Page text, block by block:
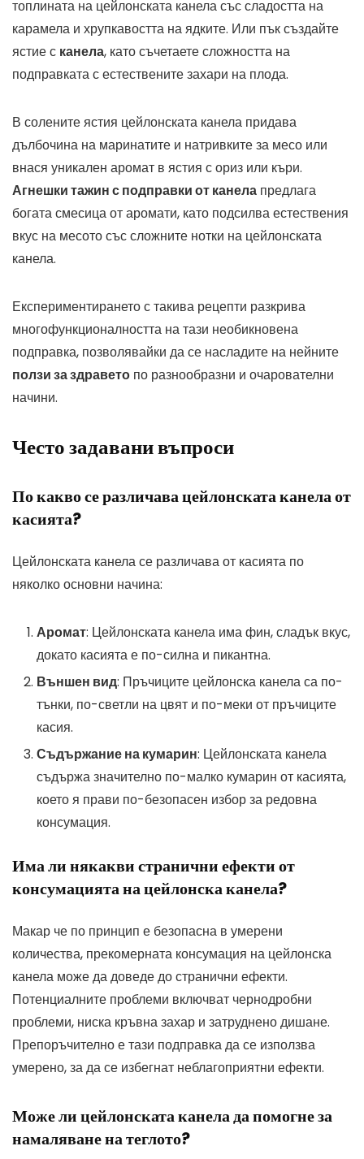
топлината на цейлонската канела със сладостта на
карамела и хрупкавостта на ядките. Или пък създайте
ястие с канела, като съчетаете сложността на
подправката с естествените захари на плода.
В солените ястия цейлонската канела придава
дълбочина на маринатите и натривките за месо или
внася уникален аромат в ястия с ориз или къри.
Агнешки тажин с подправки от канела предлага
богата смесица от аромати, като подсилва естествения
вкус на месото със сложните нотки на цейлонската
канела.
Експериментирането с такива рецепти разкрива
многофункционалността на тази необикновена
подправка, позволявайки да се насладите на нейните
ползи за здравето по разнообразни и очарователни
начини.
Често задавани въпроси
По какво се различава цейлонската канела от
касията?
Цейлонската канела се различава от касията по
няколко основни начина:
Аромат: Цейлонската канела има фин, сладък вкус,
докато касията е по-силна и пикантна.
Външен вид: Пръчиците цейлонска канела са по-
тънки, по-светли на цвят и по-меки от пръчиците
касия.
Съдържание на кумарин: Цейлонската канела
съдържа значително по-малко кумарин от касията,
което я прави по-безопасен избор за редовна
консумация.
Има ли някакви странични ефекти от
консумацията на цейлонска канела?
Макар че по принцип е безопасна в умерени
количества, прекомерната консумация на цейлонска
канела може да доведе до странични ефекти.
Потенциалните проблеми включват чернодробни
проблеми, ниска кръвна захар и затруднено дишане.
Препоръчително е тази подправка да се използва
умерено, за да се избегнат неблагоприятни ефекти.
Може ли цейлонската канела да помогне за
намаляване на теглото?